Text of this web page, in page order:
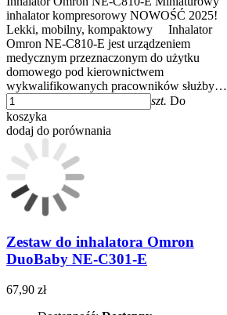
inhalator kompresorowy NOWOŚĆ 2025!
Lekki, mobilny, kompaktowy Inhalator
Omron NE-C810-E jest urządzeniem
medycznym przeznaczonym do użytku
domowego pod kierownictwem
wykwalifikowanych pracowników służby…
szt. Do
koszyka
dodaj do porównania
Zestaw do inhalatora Omron
DuoBaby NE-C301-E
67,90 zł